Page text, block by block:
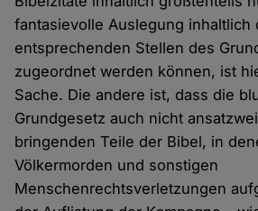
fantasievolle Auslegung inhaltlich
entsprechenden Stellen des
zugeordnet werden können, ist
Sache. Die andere ist, dass die
Grundgesetz auch nicht
bringenden Teile der Bibel, in
Völkermorden und sonstigen
Menschenrechtsverletzungen